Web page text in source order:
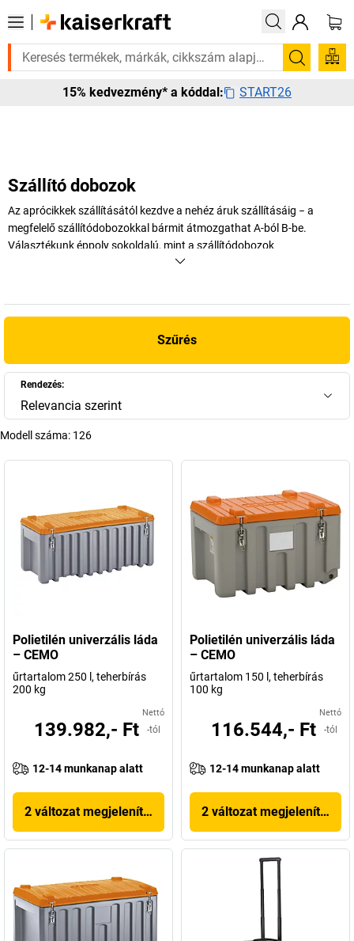
rá? Válogatott bestseller termékeinket 3–4 munkanapon belül
Keresés
15% kedvezmény* a kóddal: START26
Szállító dobozok
Az aprócikkek szállításától kezdve a nehéz áruk szállításáig − a
megfelelő szállítódobozokkal bármit átmozgathat A-ból B-be.
Választékunk éppoly sokoldalú, mint a szállítódobozok
alkalmazhatósága: akár raktári tárolókat, bemutatótáskákat vagy
Szűrés
Rendezés:
Relevancia szerint
Modell száma: 126
Polietilén univerzális láda
– CEMO
űrtartalom 250 l, teherbírás
200 kg
Nettó
139.982,- Ft -tól
12-14 munkanap alatt
2 változat megjelenítése
Polietilén univerzális láda
– CEMO
űrtartalom 150 l, teherbírás
100 kg
Nettó
116.544,- Ft -tól
12-14 munkanap alatt
2 változat megjelenítése